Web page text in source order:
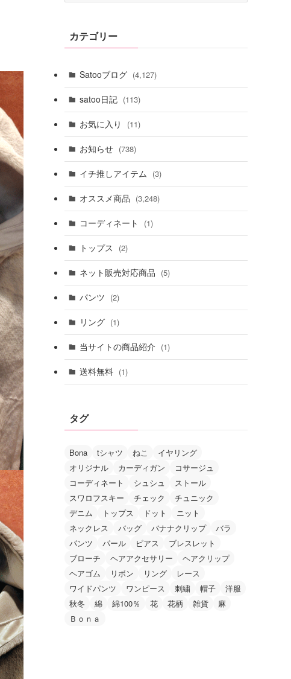
ブカテゴリー
Satooブログ (4,127)
satoo日記 (113)
お気に入り (11)
お知らせ (738)
イチ推しアイテム (3)
オススメ商品 (3,248)
コーディネート (1)
トップス (2)
ネット販売対応商品 (5)
パンツ (2)
リング (1)
当サイトの商品紹介 (1)
送料無料 (1)
タグ
Bona tシャツ ねこ
イヤリング
オリジナル
カーディガン
コサージュ
コーディネート
シュシュ
ストール
スワロフスキー
チェック
チュニック
デニム
トップス ドット
ニット
ネックレス
バッグ バナナクリップ
バラ
パンツ
パール ピアス
ブレスレット
ブローチ
ヘアアクセサリー
ヘアクリップ
ヘアゴム
リボン リング
レース
ワイドパンツ
ワンピース 刺繍 帽子
洋服
秋冬
綿 綿100％ 花 花柄 雑貨
麻
Ｂｏｎａ